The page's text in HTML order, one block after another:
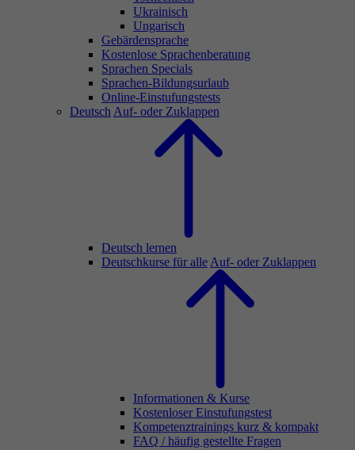
Ukrainisch
Ungarisch
Gebärdensprache
Kostenlose Sprachenberatung
Sprachen Specials
Sprachen-Bildungsurlaub
Online-Einstufungstests
Deutsch Auf- oder Zuklappen
Deutsch lernen
Deutschkurse für alle Auf- oder Zuklappen
Informationen & Kurse
Kostenloser Einstufungstest
Kompetenztrainings kurz & kompakt
FAQ / häufig gestellte Fragen